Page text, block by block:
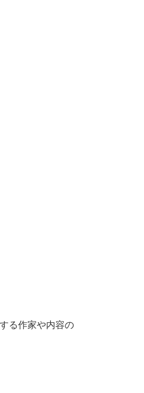
る作家や内容の